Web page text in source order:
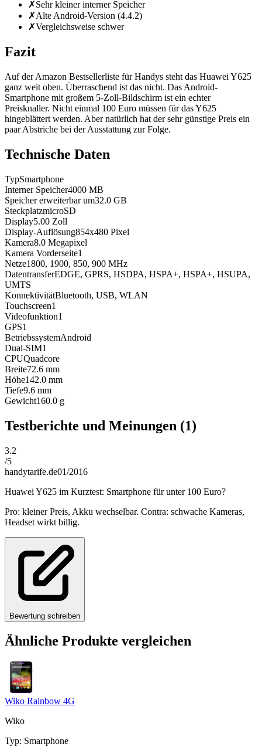
✗Sehr kleiner interner Speicher
✗Alte Android-Version (4.4.2)
✗Vergleichsweise schwer
Fazit
Auf der Amazon Bestsellerliste für Handys steht das Huawei Y625
ganz weit oben. Überraschend ist das nicht. Das Android-
Smartphone mit großem 5-Zoll-Bildschirm ist ein echter
Preisknaller. Nicht einmal 100 Euro müssen für das Y625
hingeblättert werden. Aber natürlich hat der sehr günstige Preis ein
paar Abstriche bei der Ausstattung zur Folge.
Technische Daten
TypSmartphone
Interner Speicher4000 MB
Speicher erweiterbar um32.0 GB
SteckplatzmicroSD
Display5.00 Zoll
Display-Auflösung854x480 Pixel
Kamera8.0 Megapixel
Kamera Vorderseite1
Netze1800, 1900, 850, 900 MHz
DatentransferEDGE, GPRS, HSDPA, HSPA+, HSPA+, HSUPA,
UMTS
KonnektivitätBluetooth, USB, WLAN
Touchscreen1
Videofunktion1
GPS1
BetriebssystemAndroid
Dual-SIM1
CPUQuadcore
Breite72.6 mm
Höhe142.0 mm
Tiefe9.6 mm
Gewicht160.0 g
Testberichte und Meinungen (1)
3.2
/5
handytarife.de01/2016
Huawei Y625 im Kurztest: Smartphone für unter 100 Euro?
Pro: kleiner Preis, Akku wechselbar. Contra: schwache Kameras,
Headset wirkt billig.
Bewertung schreiben
Ähnliche Produkte vergleichen
Wiko Rainbow 4G
Wiko
Typ: Smartphone